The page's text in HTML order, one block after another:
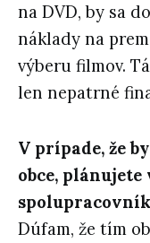
na DVD, by sa
náklady na
výberu filmov.
len nepatrné
V prípade, že
obce,
Dúfam, že tím